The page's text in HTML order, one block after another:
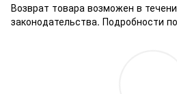
Возврат товара возможен в
законодательства. Подробности